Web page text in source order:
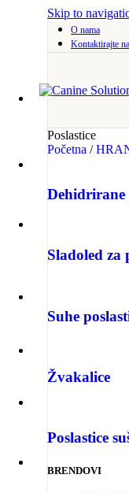
Skip to
O nama
Kontaktirajte
Poslastice
Početna /
Dehidrirane
Sladoled za
Suhe
Žvakalice
Poslastice
BRENDOVI